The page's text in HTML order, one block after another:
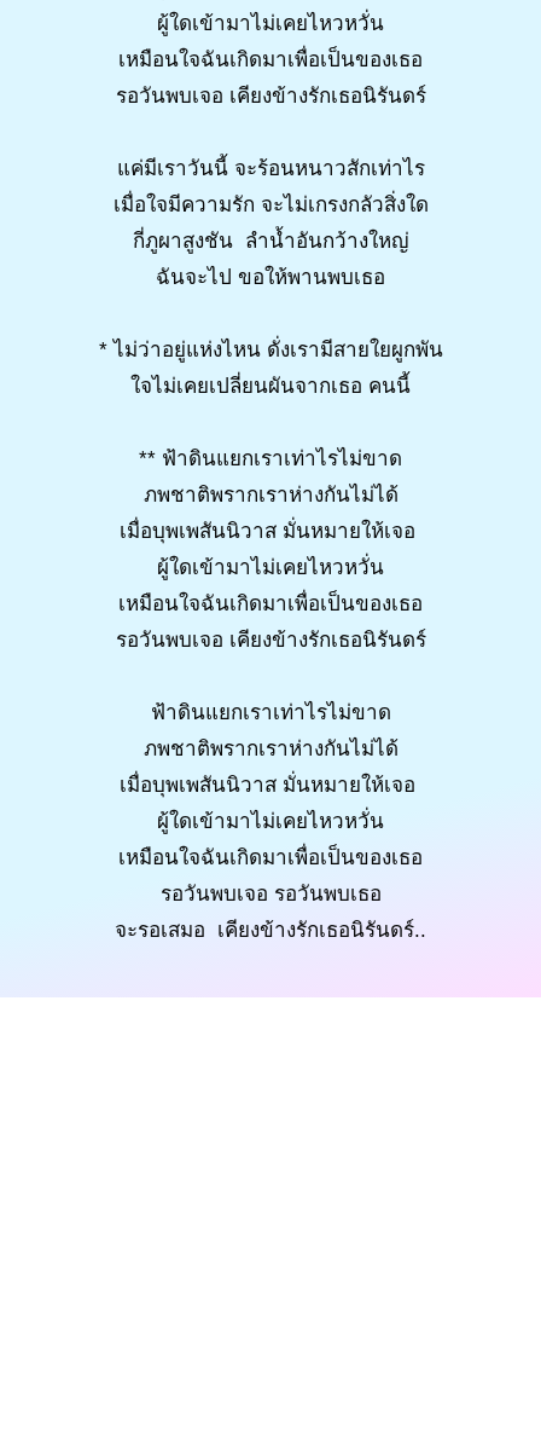
ผู้ใดเข้ามาไม่เคยไหวหวั่น
เหมือนใจฉันเกิดมาเพื่อเป็นของเธอ
รอวันพบเจอ เคียงข้างรักเธอนิรันดร์
แค่มีเราวันนี้ จะร้อนหนาวสักเท่าไร
เมื่อใจมีความรัก จะไม่เกรงกลัวสิ่งใด
กี่ภูผาสูงชัน ลำน้ำอันกว้างใหญ่
ฉันจะไป ขอให้พานพบเธอ
* ไม่ว่าอยู่แห่งไหน ดั่งเรามีสายใยผูกพัน
ใจไม่เคยเปลี่ยนผันจากเธอ คนนี้
** ฟ้าดินแยกเราเท่าไรไม่ขาด
ภพชาติพรากเราห่างกันไม่ได้
เมื่อบุพเพสันนิวาส มั่นหมายให้เจอ
ผู้ใดเข้ามาไม่เคยไหวหวั่น
เหมือนใจฉันเกิดมาเพื่อเป็นของเธอ
รอวันพบเจอ เคียงข้างรักเธอนิรันดร์
ฟ้าดินแยกเราเท่าไรไม่ขาด
ภพชาติพรากเราห่างกันไม่ได้
เมื่อบุพเพสันนิวาส มั่นหมายให้เจอ
ผู้ใดเข้ามาไม่เคยไหวหวั่น
เหมือนใจฉันเกิดมาเพื่อเป็นของเธอ
รอวันพบเจอ รอวันพบเธอ
จะรอเสมอ เคียงข้างรักเธอนิรันดร์..